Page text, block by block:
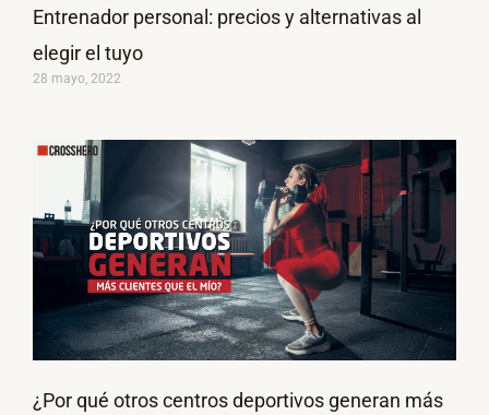
Entrenador personal: precios y alternativas al
elegir el tuyo
28 mayo, 2022
¿Por qué otros centros deportivos generan más